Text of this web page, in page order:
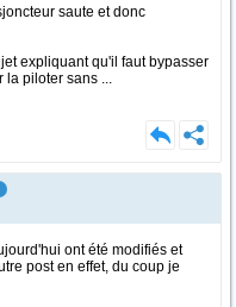
saute et donc
expliquant qu'il faut bypasser
la piloter sans ...
ont été modifiés et
post en effet, du coup je